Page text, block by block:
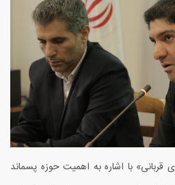
قربانی» با اشاره به اهمیت حوزه پسماند